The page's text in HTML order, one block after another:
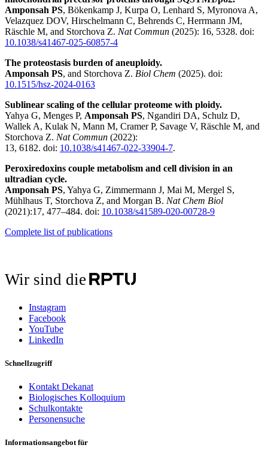
Amponsah PS, Bökenkamp J, Kurpa O, Lenhard S, Myronova A,
Velazquez DOV, Hirschelmann C, Behrends C, Herrmann JM,
Räschle M, and Storchova Z. Nat Commun (2025): 16, 5328. doi:
10.1038/s41467-025-60857-4
The proteostasis burden of aneuploidy.
Amponsah PS, and Storchova Z. Biol Chem (2025). doi:
10.1515/hsz-2024-0163
Sublinear scaling of the cellular proteome with ploidy.
Yahya G, Menges P, Amponsah PS, Ngandiri DA, Schulz D,
Wallek A, Kulak N, Mann M, Cramer P, Savage V, Räschle M, and
Storchova Z. Nat Commun (2022):
13, 6182. doi: 10.1038/s41467-022-33904-7.
Peroxiredoxins couple metabolism and cell division in an
ultradian cycle.
Amponsah PS, Yahya G, Zimmermann J, Mai M, Mergel S,
Mühlhaus T, Storchova Z, and Morgan B. Nat Chem Biol
(2021):17, 477–484. doi: 10.1038/s41589-020-00728-9
Complete list of publications
Wir sind die
Instagram
Facebook
YouTube
LinkedIn
Schnellzugriff
Kontakt Dekanat
Biologisches Kolloquium
Schulkontakte
Personensuche
Informationsangebot für